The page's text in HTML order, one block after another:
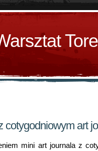
cotygodniowym art
mini art journala z